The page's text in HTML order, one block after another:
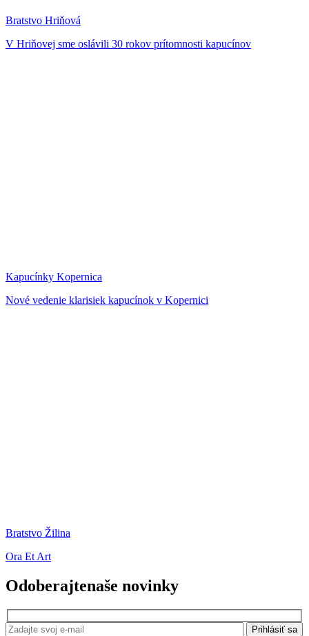
Bratstvo Hriňová
V Hriňovej sme oslávili 30 rokov prítomnosti kapucínov
Kapucínky Kopernica
Nové vedenie klarisiek kapucínok v Kopernici
Bratstvo Žilina
Ora Et Art
Odoberajtenaše novinky
Prihlásiť sa